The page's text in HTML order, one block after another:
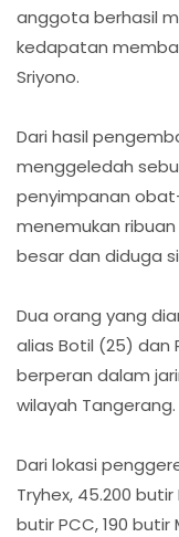
anggota berhasil
kedapatan
Sriyono.
Dari hasil
menggeledah
penyimpanan
menemukan
besar dan diduga
Dua orang yang
alias Botil (25) dan
berperan dalam
wilayah Tangerang.
Dari lokasi
Tryhex, 45.200
butir PCC, 190